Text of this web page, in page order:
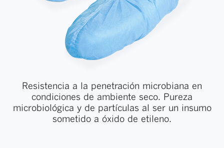
Resistencia a la penetración microbiana en
condiciones de ambiente seco. Pureza
microbiológica y de partículas al ser un insumo
sometido a óxido de etileno.